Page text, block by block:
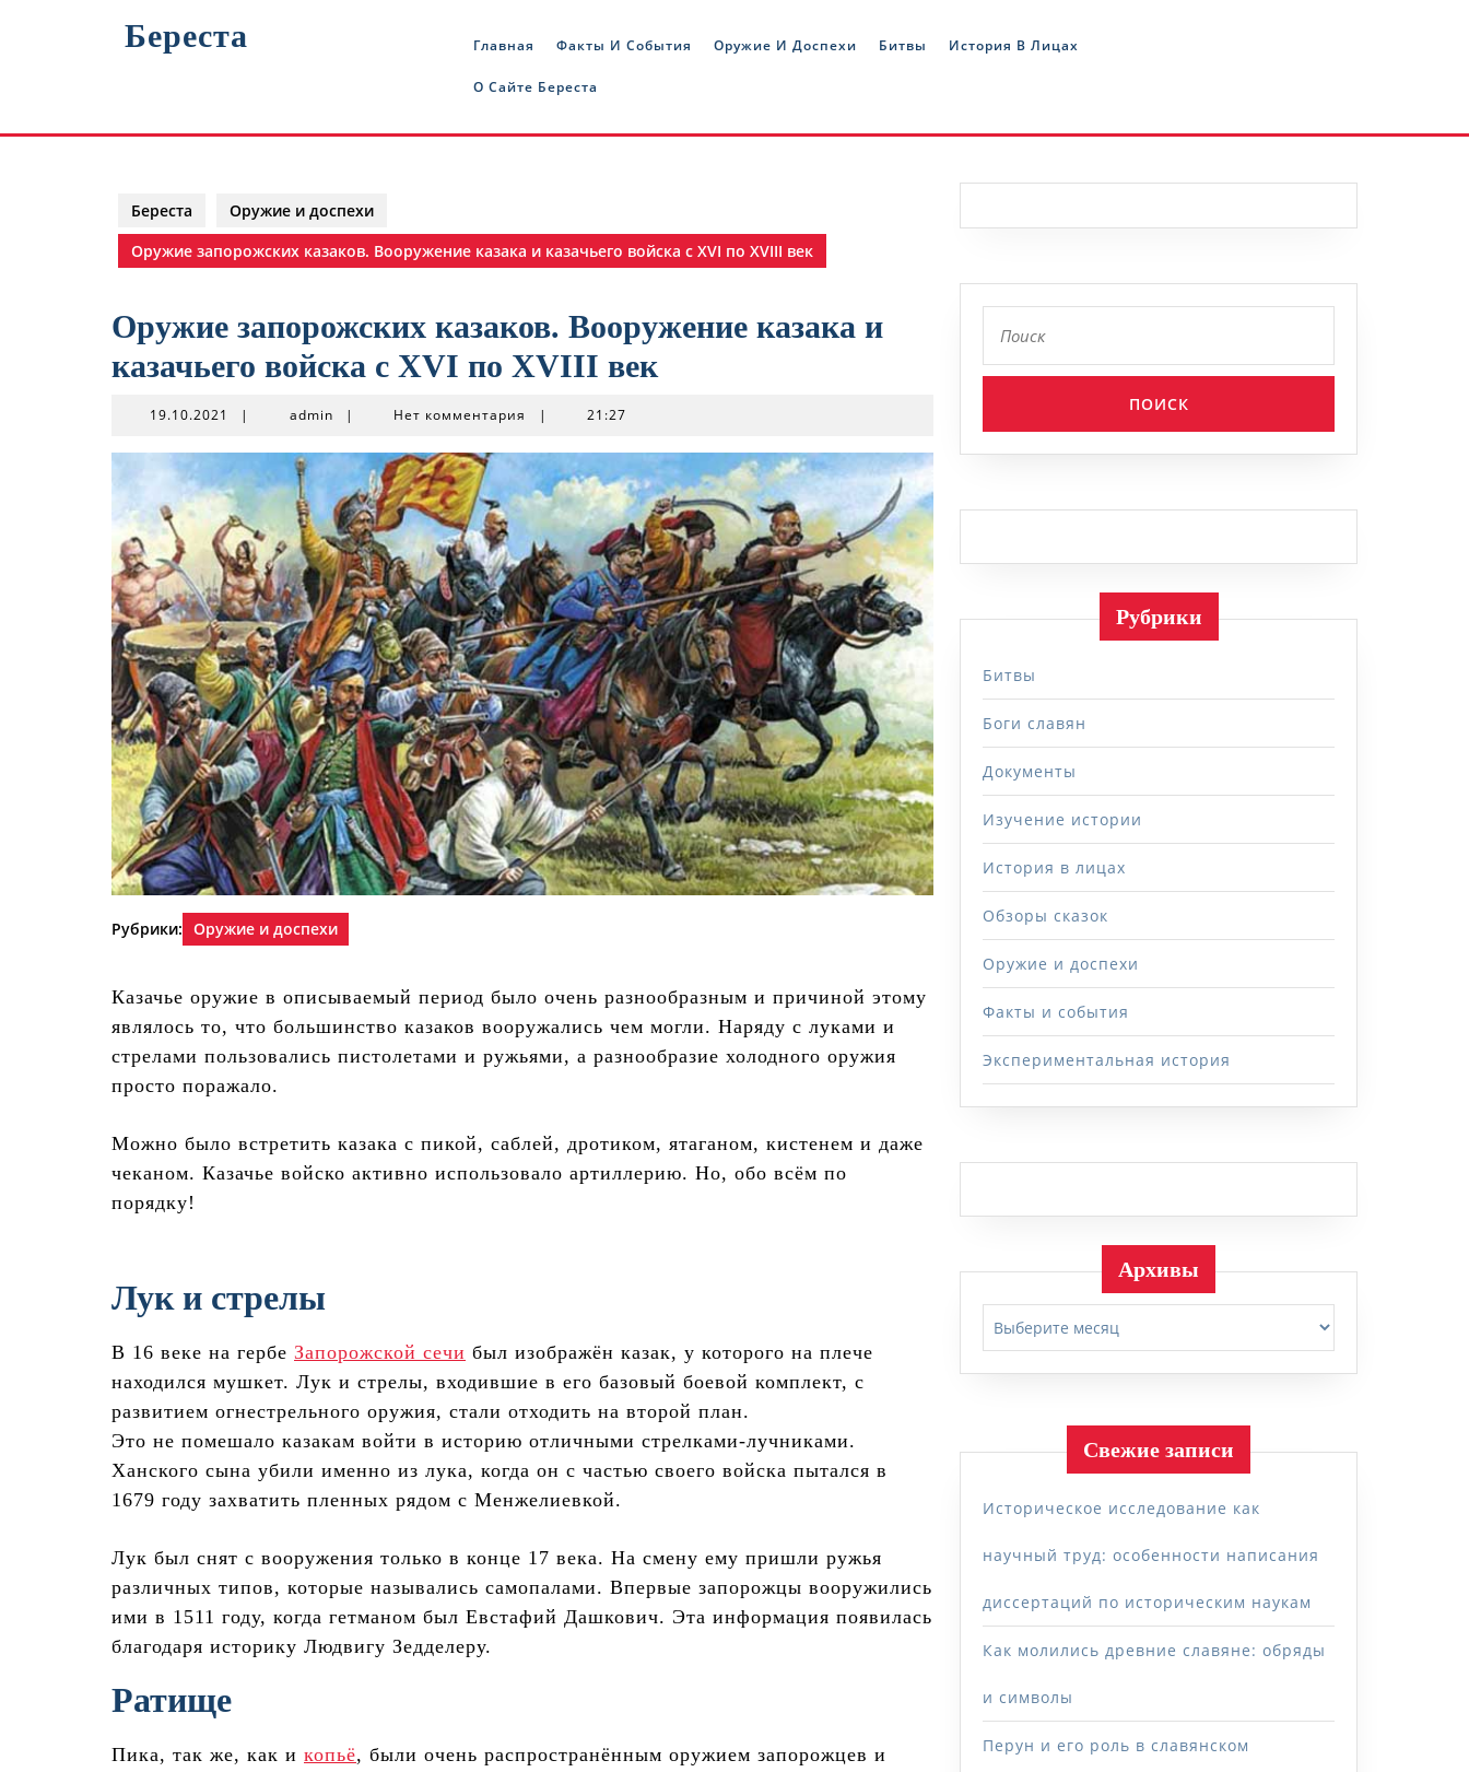
Береста Главная Факты И События Оружие И Доспехи Битвы История В Лицах
О Сайте Береста
Береста
Оружие и доспехи
Оружие запорожских казаков. Вооружение казака и казачьего войска с XVI по XVIII век
Оружие запорожских казаков. Вооружение казака и
казачьего войска с XVI по XVIII век
19.10.2021 19.10.2021
| adminadmin
| Нет комментария | 21:27
Рубрики: Оружие и доспехи
Казачье оружие в описываемый период было очень разнообразным и причиной этому
являлось то, что большинство казаков вооружались чем могли. Наряду с луками и
стрелами пользовались пистолетами и ружьями, а разнообразие холодного оружия
просто поражало.
Можно было встретить казака с пикой, саблей, дротиком, ятаганом, кистенем и даже
чеканом. Казачье войско активно использовало артиллерию. Но, обо всём по
порядку!
Лук и стрелы
В 16 веке на гербе Запорожской сечи был изображён казак, у которого на плече
находился мушкет. Лук и стрелы, входившие в его базовый боевой комплект, с
развитием огнестрельного оружия, стали отходить на второй план.
Это не помешало казакам войти в историю отличными стрелками-лучниками.
Ханского сына убили именно из лука, когда он с частью своего войска пытался в
1679 году захватить пленных рядом с Менжелиевкой.
Лук был снят с вооружения только в конце 17 века. На смену ему пришли ружья
различных типов, которые назывались самопалами. Впервые запорожцы вооружились
ими в 1511 году, когда гетманом был Евстафий Дашкович. Эта информация появилась
благодаря историку Людвигу Зедделеру.
Ратище
Пика, так же, как и копьё, были очень распространённым оружием запорожцев и
Рубрики
Битвы
Боги славян
Документы
Изучение истории
История в лицах
Обзоры сказок
Оружие и доспехи
Факты и события
Экспериментальная история
Архивы
Свежие записи
Историческое исследование как
научный труд: особенности написания
диссертаций по историческим наукам
Как молились древние славяне: обряды
и символы
Перун и его роль в славянском